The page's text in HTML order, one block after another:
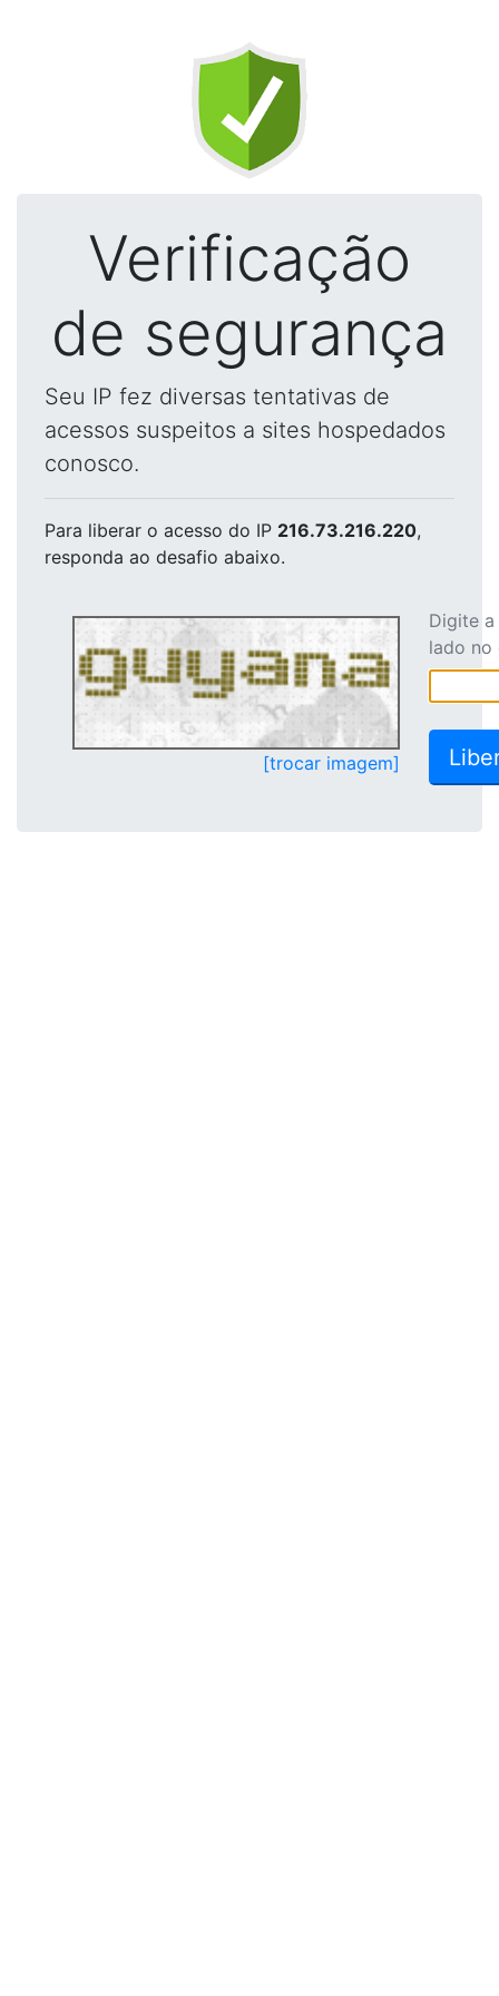
Verificação
de segurança
Seu IP fez diversas tentativas de
acessos suspeitos a sites hospedados
conosco.
Para liberar o acesso do IP 216.73.216.220,
responda ao desafio abaixo.
[trocar imagem]
Digite
lado no